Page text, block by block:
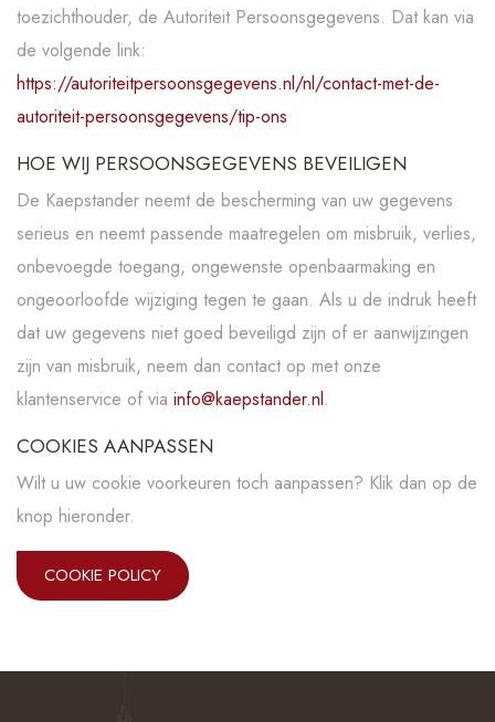
toezichthouder, de Autoriteit Persoonsgegevens. Dat kan via
de volgende link:
https://autoriteitpersoonsgegevens.nl/nl/contact-met-de-
autoriteit-persoonsgegevens/tip-ons
HOE WIJ PERSOONSGEGEVENS BEVEILIGEN
De Kaepstander neemt de bescherming van uw gegevens
serieus en neemt passende maatregelen om misbruik, verlies,
onbevoegde toegang, ongewenste openbaarmaking en
ongeoorloofde wijziging tegen te gaan. Als u de indruk heeft
dat uw gegevens niet goed beveiligd zijn of er aanwijzingen
zijn van misbruik, neem dan contact op met onze
klantenservice of via info@kaepstander.nl.
COOKIES AANPASSEN
Wilt u uw cookie voorkeuren toch aanpassen? Klik dan op de
knop hieronder.
COOKIE POLICY